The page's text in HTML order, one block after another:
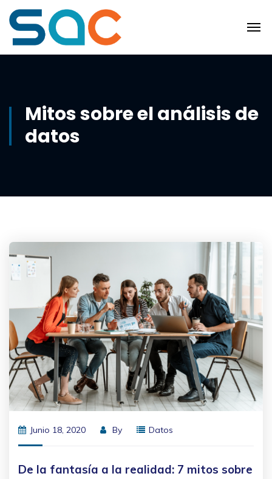
Mitos sobre el análisis de
datos
Junio 18, 2020 By Datos
De la fantasía a la realidad: 7 mitos sobre